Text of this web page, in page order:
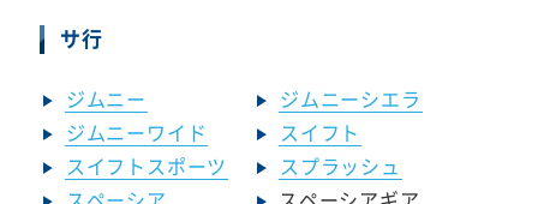
サ行
ジムニー
ジムニーシエラ
ジムニーワイド
スイフト
スイフトスポーツ
スプラッシュ